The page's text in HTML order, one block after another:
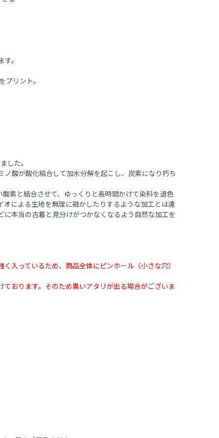
。
プリント。
した。
酸が酸化結合して加水分解を起こし、炭素になり朽ち
素と結合させて、ゆっくりと長時間かけて染料を退色
による生地を無理に融かしたりするような加工とは違
本当の古着と見分けがつかなくなるよう自然な加工を
入っているため、商品全体にピンホール（小さな穴）
おります。そのため黒いアタリが出る場合がございま